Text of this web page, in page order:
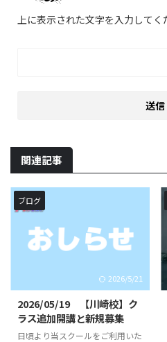
上に表示された文字を入力してく
関連記事
ブログ
2026/5/21
2026/05/19 【川崎校】ク
ラス追加開講と新規募集
日頃より当スクールをご利用いた